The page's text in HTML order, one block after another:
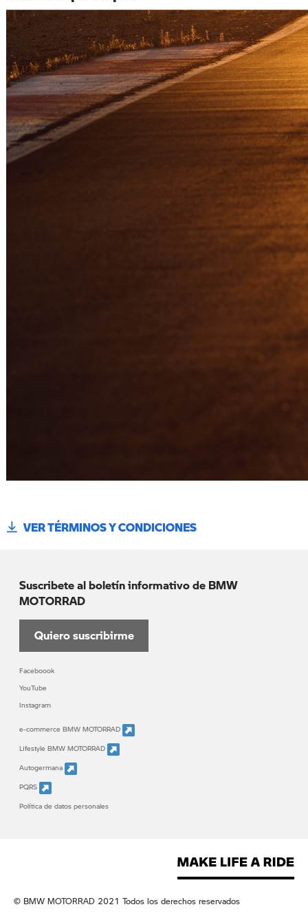
VER TÉRMINOS Y CONDICIONES
Suscribete al boletín informativo de BMW
MOTORRAD
Quiero suscribirme
Faceboook
YouTube
Instagram
e-commerce BMW MOTORRAD
Lifestyle BMW MOTORRAD
Autogermana
PQRS
Política de datos personales
© BMW MOTORRAD 2021 Todos los derechos reservados